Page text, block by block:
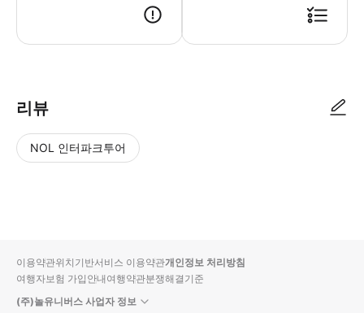
리뷰
NOL 인터파크투어
입니
다.
순
상
이용약관위치기반서비스 이용약관개인정보 처리방침
여행자보험 가입안내여행약관분쟁해결기준
(주)놀유니버스 사업자 정보